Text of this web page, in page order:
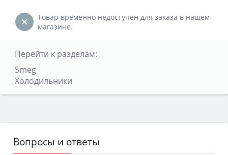
Товар временно недоступен для заказа в нашем
магазине.
Перейти к разделам:
Smeg
Холодильники
Вопросы и ответы